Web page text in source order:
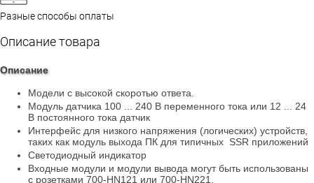
Разные способы оплаты
Описание товара
Описание
Модели с высокой скоротью ответа.
Модуль датчика 100 ... 240 В переменного тока или 12 ... 24
В постоянного тока датчик
Интерфейс для низкого напряжения (логических) устройств,
таких как модуль выхода ПК для типичных SSR приложений
Светодиодный индикатор
Входные модули и модули вывода могут быть использованы
с розетками 700-HN121 или 700-HN221.